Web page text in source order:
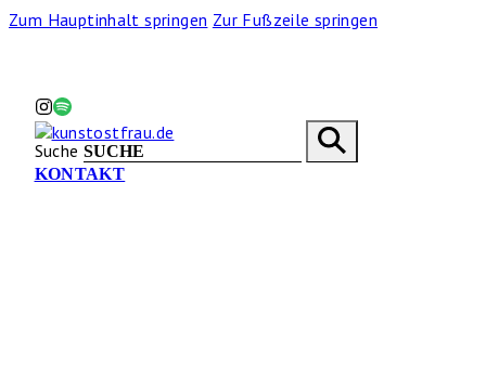
Zum Hauptinhalt springen Zur Fußzeile springen
Suche
KONTAKT